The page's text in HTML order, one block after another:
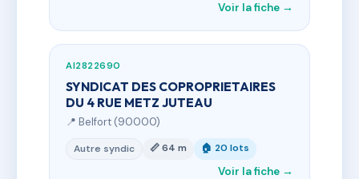
Voir la fiche →
AI2822690
SYNDICAT DES COPROPRIETAIRES
DU 4 RUE METZ JUTEAU
📍 Belfort (90000)
Autre syndic 📏 64 m 🏠 20 lots
Voir la fiche →